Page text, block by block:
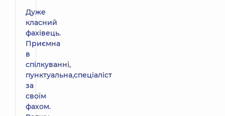
Дуже
класний
фахівець.
Приємна
в
спілкуванні,
пунктуальна,спеціаліст
за
своїм
фахом.